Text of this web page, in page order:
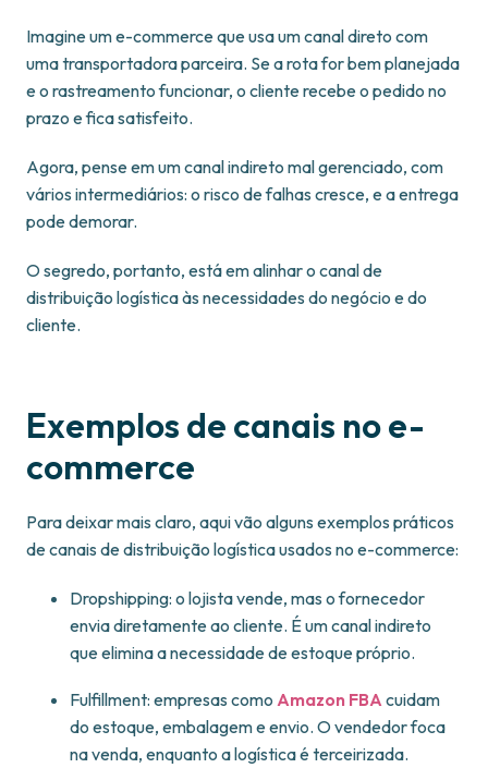
Imagine um e-commerce que usa um canal direto com
uma transportadora parceira. Se a rota for bem planejada
e o rastreamento funcionar, o cliente recebe o pedido no
prazo e fica satisfeito.
Agora, pense em um canal indireto mal gerenciado, com
vários intermediários: o risco de falhas cresce, e a entrega
pode demorar.
O segredo, portanto, está em alinhar o canal de
distribuição logística às necessidades do negócio e do
cliente.
Exemplos de canais no e-
commerce
Para deixar mais claro, aqui vão alguns exemplos práticos
de canais de distribuição logística usados no e-commerce:
Dropshipping: o lojista vende, mas o fornecedor
envia diretamente ao cliente. É um canal indireto
que elimina a necessidade de estoque próprio.
Fulfillment: empresas como Amazon FBAcuidam
do estoque, embalagem e envio. O vendedor foca
na venda, enquanto a logística é terceirizada.